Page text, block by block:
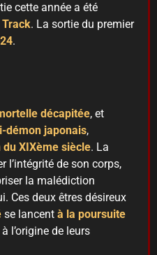
cette année a été
Track. La sortie du premier
.
décapitée, et
démon japonais,
du XIXème siècle. La
l’intégrité de son corps,
la malédiction
Ces deux êtres désireux
se lancent à la poursuite
l’origine de leurs